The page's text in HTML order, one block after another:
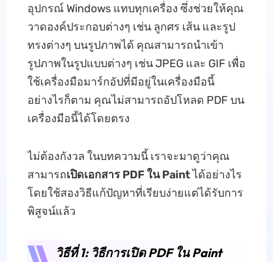
อุปกรณ์ Windows แทบทุกเครื่อง ซึ่งช่วยให้คุณ
วาดองค์ประกอบต่างๆ เช่น ลูกศร เส้น และรูป
ทรงต่างๆ บนรูปภาพได้ คุณสามารถนำเข้า
รูปภาพในรูปแบบต่างๆ เช่น JPEG และ GIF เพื่อ
ใช้เครื่องมือมาร์กอัปที่มีอยู่ในเครื่องมือนี้
อย่างไรก็ตาม คุณไม่สามารถอัปโหลด PDF บน
เครื่องมือนี้ได้โดยตรง
ไม่ต้องกังวล ในบทความนี้ เราจะมาดูว่าคุณ
สามารถเปิดเอกสาร PDF ใน Paintได้อย่างไร
โดยใช้สองวิธีแก้ปัญหาที่เรียบง่ายแต่ได้รับการ
พิสูจน์แล้ว
วิธีที่ 1: วิธีการเปิด PDF ใน Paint